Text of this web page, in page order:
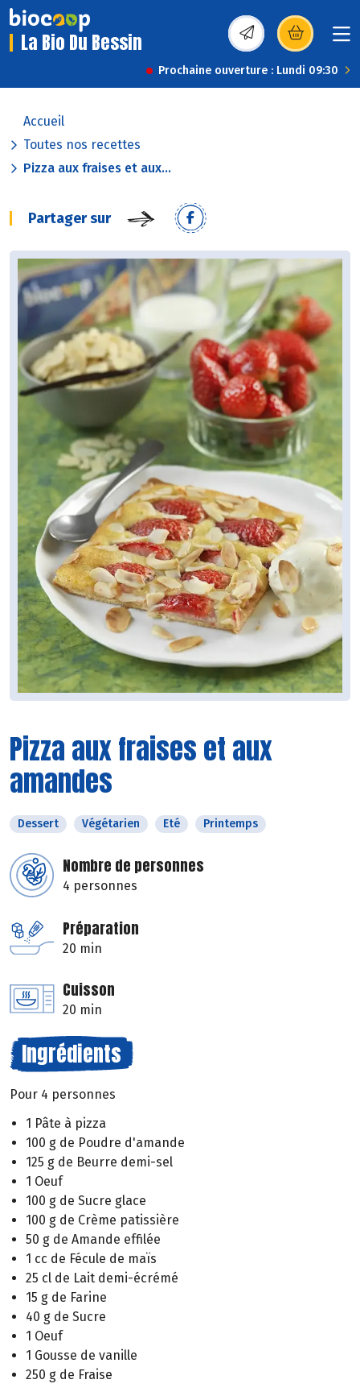
La Bio Du Bessin (s’ouvre dans une
Prochaine ouverture : Lundi 09:30
Accueil
Toutes nos recettes
Pizza aux fraises et aux...
Partager sur
Pizza aux fraises et aux
amandes
Dessert Végétarien Eté Printemps
Nombre de personnes
4 personnes
Préparation
20 min
Cuisson
20 min
Ingrédients
Pour 4 personnes
1 Pâte à pizza
100 g de Poudre d'amande
125 g de Beurre demi-sel
1 Oeuf
100 g de Sucre glace
100 g de Crème patissière
50 g de Amande effilée
1 cc de Fécule de maïs
25 cl de Lait demi-écrémé
15 g de Farine
40 g de Sucre
1 Oeuf
1 Gousse de vanille
250 g de Fraise